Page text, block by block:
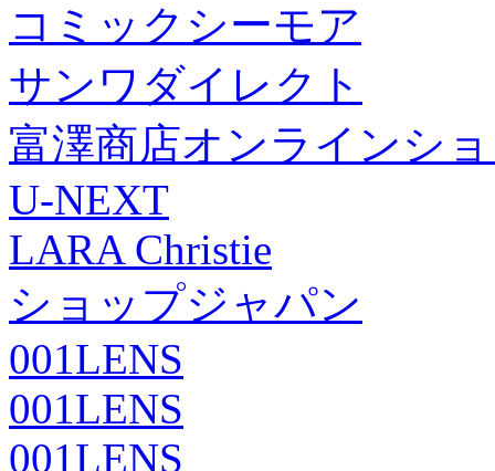
コミックシーモア
サンワダイレクト
富澤商店オンラインシ
U-NEXT
LARA Christie
ショップジャパン
001LENS
001LENS
001LENS